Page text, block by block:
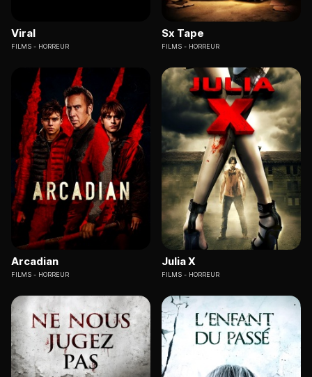
Viral
FILMS HORREUR
Sx Tape
FILMS HORREUR
Arcadian
FILMS HORREUR
Julia X
FILMS HORREUR